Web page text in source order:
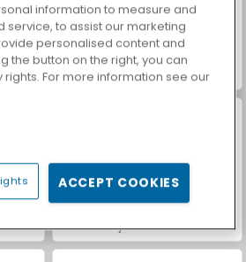
Royal Story
Hidden Object: Street of Secrets
information to measure and
service, to assist our marketing
personalised content and
the button on the right, you can
For more information see our
ACCEPT COOKIES